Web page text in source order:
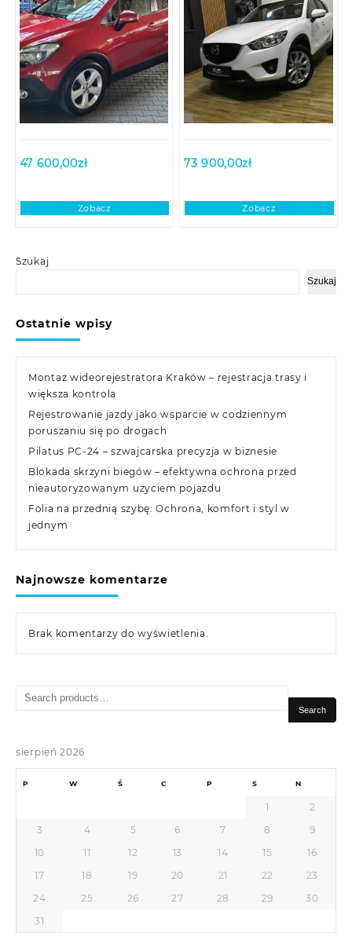
Szukaj
Szukaj
Ostatnie wpisy
Montaż wideorejestratora Kraków – rejestracja trasy i
większa kontrola
Rejestrowanie jazdy jako wsparcie w codziennym
poruszaniu się po drogach
Pilatus PC-24 – szwajcarska precyzja w biznesie
Blokada skrzyni biegów – efektywna ochrona przed
nieautoryzowanym użyciem pojazdu
Folia na przednią szybę: Ochrona, komfort i styl w
jednym
Najnowsze komentarze
Brak komentarzy do wyświetlenia.
47 600,00zł
Zobacz
73 900,00zł
Zobacz
Search
Search
sierpień 2026
P W Ś C P S N
1
2
3
4 5 6 7 8
9
10
11 12 13 14 15
16
17
18 19 20 21 22
23
24
25 26 27 28 29
30
31